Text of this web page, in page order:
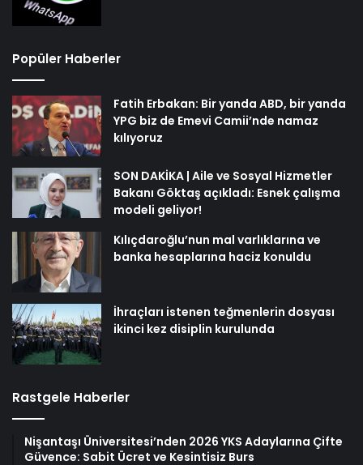
Popüler Haberler
Fatih Erbakan: Bir yanda ABD, bir yanda
YPG biz de Emevi Camii’nde namaz
kılıyoruz
SON DAKİKA | Aile ve Sosyal Hizmetler
Bakanı Göktaş açıkladı: Esnek çalışma
modeli geliyor!
Kılıçdaroğlu’nun mal varlıklarına ve
banka hesaplarına haciz konuldu
İhraçları istenen teğmenlerin dosyası
ikinci kez disiplin kurulunda
Rastgele Haberler
Nişantaşı Üniversitesi’nden 2026 YKS Adaylarına Çifte
Güvence: Sabit Ücret ve Kesintisiz Burs